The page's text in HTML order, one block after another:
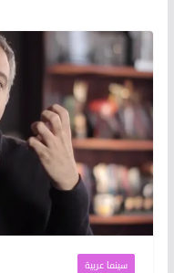
سينما عربية